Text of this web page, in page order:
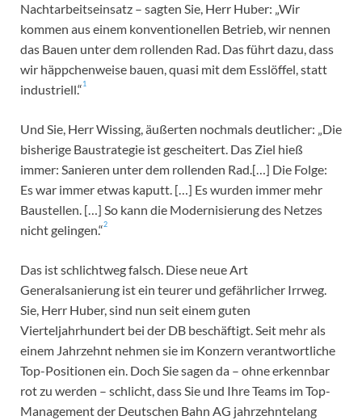
Nachtarbeitseinsatz – sagten Sie, Herr Huber: „Wir
kommen aus einem konventionellen Betrieb, wir nennen
das Bauen unter dem rollenden Rad. Das führt dazu, dass
wir häppchenweise bauen, quasi mit dem Esslöffel, statt
industriell.“1
Und Sie, Herr Wissing, äußerten nochmals deutlicher: „Die
bisherige Baustrategie ist gescheitert. Das Ziel hieß
immer: Sanieren unter dem rollenden Rad.[…] Die Folge:
Es war immer etwas kaputt. […] Es wurden immer mehr
Baustellen. […] So kann die Modernisierung des Netzes
nicht gelingen.“2
Das ist schlichtweg falsch. Diese neue Art
Generalsanierung ist ein teurer und gefährlicher Irrweg.
Sie, Herr Huber, sind nun seit einem guten
Vierteljahrhundert bei der DB beschäftigt. Seit mehr als
einem Jahrzehnt nehmen sie im Konzern verantwortliche
Top-Positionen ein. Doch Sie sagen da – ohne erkennbar
rot zu werden – schlicht, dass Sie und Ihre Teams im Top-
Management der Deutschen Bahn AG jahrzehntelang